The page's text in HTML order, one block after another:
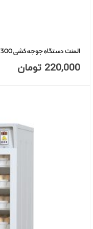
المنت دستگاه جوجه کشی 300 وات
220,000 تومان